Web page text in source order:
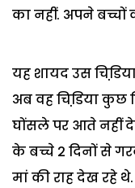
का नहीं. अपने
यह शायद उस
अब वह चिडि़या कुछ
घोंसले पर आते नहीं
के बच्चे 2 दिनों से
मां की राह देख रहे